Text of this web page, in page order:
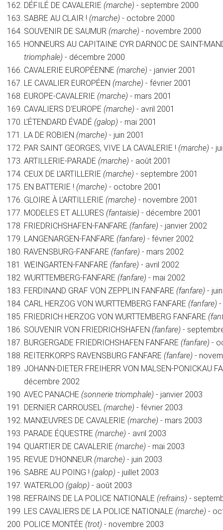
DÉFILÉ DE CAVALERIE (marche) - septembre 2000
SABRE AU CLAIR ! (marche) - octobre 2000
SOUVENIR DE SAUMUR (marche) - novembre 2000
HONNEURS AU CAPITAINE CYR DARNOC DE SAINT-
triomphale) - décembre 2000
CAVALERIE EUROPÉENNE (marche) - janvier 2001
LE CAVALIER EUROPÉEN (marche) - février 2001
EUROPE-CAVALERIE (marche) - mars 2001
CAVALIERS D’EUROPE (marche) - avril 2001
L’ÉTENDARD ÉVADÉ (galop) - mai 2001
LA DE ROBIEN (marche) - juin 2001
PAR SAINT GEORGES, VIVE LA CAVALERIE ! (marche) -
ARTILLERIE-PARADE (marche) - août 2001
CEUX DE L’ARTILLERIE (marche) - septembre 2001
EN BATTERIE ! (marche) - octobre 2001
GLOIRE À L’ARTILLERIE (marche) - novembre 2001
MODELES ET ALLURES (fantaisie) - décembre 2001
FRIEDRICHSHAFEN-FANFARE (fanfare) - janvier 2002
LANGENARGEN-FANFARE (fanfare) - février 2002
RAVENSBURG-FANFARE (fanfare) - mars 2002
WEINGARTEN-FANFARE (fanfare) - avril 2002
WURTTEMBERG-FANFARE (fanfare) - mai 2002
FERDINAND GRAF VON ZEPPLIN FANFARE (fanfare) -
CARL HERZOG VON WURTTEMBERG FANFARE (fanfare)
FRIEDRICH HERZOG VON WURTTEMBERG FANFARE
SOUVENIR VON FRIEDRICHSHAFEN (fanfare) -
BURGERGADE FRIEDRICHSHAFEN FANFARE (fanfare) -
REITERKORPS RAVENSBURG FANFARE (fanfare) -
JOHANN-DIETER FREIHERR VON MALSEN-PONICKAU
décembre 2002
AVEC PANACHE (sonnerie triomphale) - janvier 2003
DERNIER CARROUSEL (marche) - février 2003
MANŒUVRES DE CAVALERIE (marche) - mars 2003
PARADE ÉQUESTRE (marche) - avril 2003
QUARTIER DE CAVALERIE (marche) - mai 2003
REVUE D’HONNEUR (marche) - juin 2003
SABRE AU POING ! (galop) - juillet 2003
WATERLOO (galop) - août 2003
REFRAINS DE LA POLICE NATIONALE (refrains) -
LES CAVALIERS DE LA POLICE NATIONALE (marche) -
POLICE MONTÉE (trot) - novembre 2003